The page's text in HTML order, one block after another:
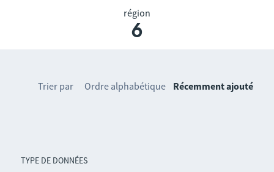
région
6
TYPE DE DONNÉES
Trier par Ordre alphabétique Récemment ajouté